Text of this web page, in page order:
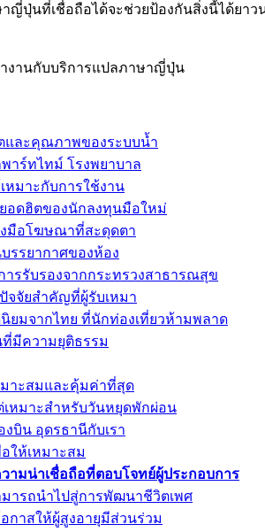
ปุ่นที่เชื่อถือได้จะช่วยป้องกันสิ่งนี้ได้ยา
งานกับบริการแปลภาษาญี่ปุ่น
ตและคุณภาพของระบบน้ำ
าร์ทไทม์ โรงพยาบาล
หมาะกับการใช้งาน
ยอดฮิตของนักลงทุนมือใหม่
องมือโฆษณาที่สะดุดตา
รรยากาศของห้อง
ารรับรองจากกระทรวงสาธารณสุข
จจัยสำคัญที่ผู้รับเหมา
นิยมจากไทย ที่นักท่องเที่ยวห้ามพลาด
มีความยุติธรรม
มาะสมและคุ้มค่าที่สุด
เหมาะสำหรับวันหยุดพักผ่อน
งบิน อุดรธานีกับเรา
ให้เหมาะสม
ามน่าเชื่อถือที่ตอบโจทย์ผู้ประกอบการ
มารถนำไปสู่การพัฒนาชีวิตเพศ
กาสให้ผู้สูงอายุมีส่วนร่วม